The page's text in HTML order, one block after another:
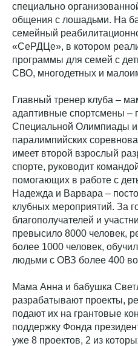
специально
общения с лошадьми. На
семейный
«СеРДЦе», в котором
программы для семей с
СВО, многодетных и
Главный тренер клуба –
адаптивные спортсмены –
Специальной Олимпиады и
паралимпийских
имеет второй взрослый
спорте, руководит
помогающих в работе с
Надежда и Варвара –
клубных мероприятий. За
благополучателей и
превысило 8000 человек,
более 1000 человек,
людьми с ОВЗ более 400
Мама Анна и бабушка
разрабатывают проекты,
подают их на грантовые
поддержку Фонда
уже 8 проектов, 2 из